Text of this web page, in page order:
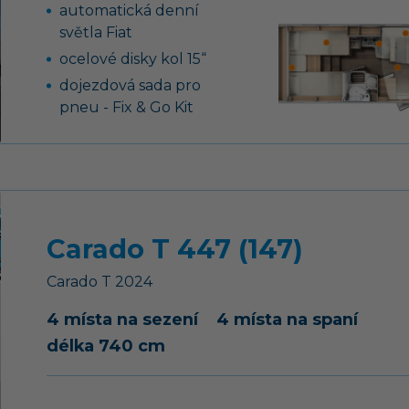
automatická denní
světla Fiat
ocelové disky kol 15“
dojezdová sada pro
pneu - Fix & Go Kit
moskytiéra ve vstupních
dveřích
splachováním
airbag řidiče a
spolujezdce, ABS, EBD,
Carado T 447 (147)
Carado T 2024
4 místa na sezení
4 místa na spaní
délka 740 cm